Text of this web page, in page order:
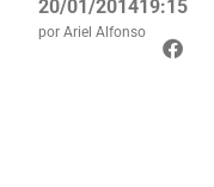
20/01/201419:15
por Ariel Alfonso